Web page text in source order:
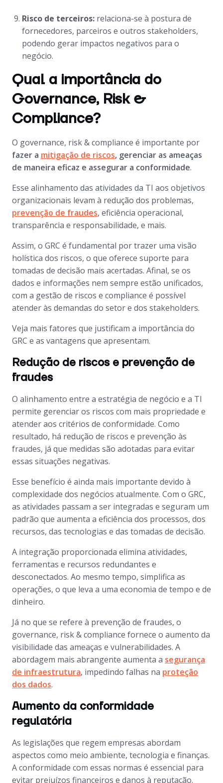
Risco de terceiros: relaciona-se à postura de
fornecedores, parceiros e outros stakeholders,
podendo gerar impactos negativos para o
negócio.
Qual a importância do
Governance, Risk &
Compliance?
O governance, risk & compliance é importante por
fazer a mitigação de riscos, gerenciar as ameaças
de maneira eficaz e assegurar a conformidade.
Esse alinhamento das atividades da TI aos objetivos
organizacionais levam à redução dos problemas,
prevenção de fraudes, eficiência operacional,
transparência e responsabilidade, e mais.
Assim, o GRC é fundamental por trazer uma visão
holística dos riscos, o que oferece suporte para
tomadas de decisão mais acertadas. Afinal, se os
dados e informações nem sempre estão unificados,
com a gestão de riscos e compliance é possível
atender às demandas do setor e dos stakeholders.
Veja mais fatores que justificam a importância do
GRC e as vantagens que apresentam.
Redução de riscos e prevenção de
fraudes
O alinhamento entre a estratégia de negócio e a TI
permite gerenciar os riscos com mais propriedade e
atender aos critérios de conformidade. Como
resultado, há redução de riscos e prevenção às
fraudes, já que medidas são adotadas para evitar
essas situações negativas.
Esse benefício é ainda mais importante devido à
complexidade dos negócios atualmente. Com o GRC,
as atividades passam a ser integradas e seguram um
padrão que aumenta a eficiência dos processos, dos
recursos, das tecnologias e das tomadas de decisão.
A integração proporcionada elimina atividades,
ferramentas e recursos redundantes e
desconectados. Ao mesmo tempo, simplifica as
operações, o que leva a uma economia de tempo e de
dinheiro.
Já no que se refere à prevenção de fraudes, o
governance, risk & compliance fornece o aumento da
visibilidade das ameaças e vulnerabilidades. A
abordagem mais abrangente aumenta a segurança
de infraestrutura, impedindo falhas na proteção
dos dados.
Aumento da conformidade
regulatória
As legislações que regem empresas abordam
aspectos como meio ambiente, tecnologia e finanças.
A conformidade com essas normas é essencial para
evitar prejuízos financeiros e danos à reputação.